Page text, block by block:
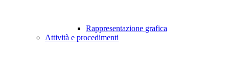
Rappresentazione grafica
Attività e procedimenti